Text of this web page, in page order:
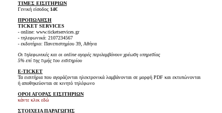
ΤΙΜΕΣ ΕΙΣΙΤΗΡΙΩΝ
Γενική είσοδος 14€
ΠΡΟΠΩΛΗΣΗ
TICKET SERVICES
- online: www.ticketservices.gr
- τηλεφωνικά: 2107234567
- εκδοτήριο: Πανεπιστημίου 39, Αθήνα
Οι τηλεφωνικές και οι online αγορές περιλαμβάνουν χρέωση υπηρεσίας
5% επί της τιμής του εισιτηρίου
E-TICKET
Τα εισιτήρια που αγοράζονται ηλεκτρονικά λαμβάνονται σε μορφή PDF και εκτυπώνονται
ή αποθηκεύονται σε κινητό τηλέφωνο
ΟΡΟΙ ΑΓΟΡΑΣ ΕΙΣΙΤΗΡΙΩΝ
κάντε κλικ εδώ
ΣΤΟΙΧΕΙΑ ΠΑΡΑΓΩΓΗΣ